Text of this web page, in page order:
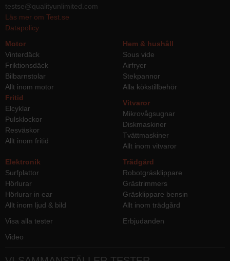
testse@qualityunlimited.com
Läs mer om Test.se
Datapolicy
Motor
Vinterdäck
Friktionsdäck
Bilbarnstolar
Allt inom motor
Hem & hushåll
Sous vide
Airfryer
Stekpannor
Alla kökstillbehör
Fritid
Elcyklar
Pulsklockor
Resväskor
Allt inom fritid
Vitvaror
Mikrovågsugnar
Diskmaskiner
Tvättmaskiner
Allt inom vitvaror
Elektronik
Surfplattor
Hörlurar
Hörlurar in ear
Allt inom ljud & bild
Trädgård
Robotgräsklippare
Grästrimmers
Gräsklippare bensin
Allt inom trädgård
Visa alla tester
Erbjudanden
Video